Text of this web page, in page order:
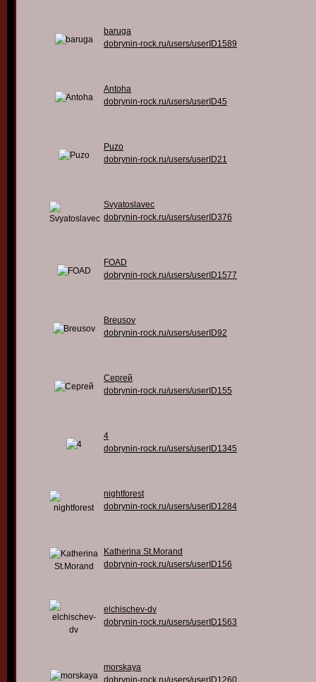
baruga
dobrynin-rock.ru/users/userID1589
Antoha
dobrynin-rock.ru/users/userID45
Puzo
dobrynin-rock.ru/users/userID21
Svyatoslavec
dobrynin-rock.ru/users/userID376
FOAD
dobrynin-rock.ru/users/userID1577
Breusov
dobrynin-rock.ru/users/userID92
Сергей
dobrynin-rock.ru/users/userID155
4
dobrynin-rock.ru/users/userID1345
nightforest
dobrynin-rock.ru/users/userID1284
Katherina St.Morand
dobrynin-rock.ru/users/userID156
elchischev-dv
dobrynin-rock.ru/users/userID1563
morskaya
dobrynin-rock.ru/users/userID1260